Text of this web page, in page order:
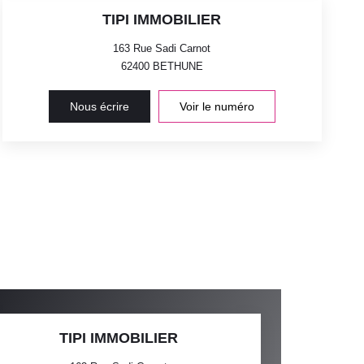
TIPI IMMOBILIER
163 Rue Sadi Carnot
62400 BETHUNE
Nous écrire Voir le numéro
TIPI IMMOBILIER